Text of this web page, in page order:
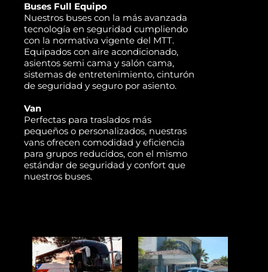
Buses Full Equipo
Nuestros buses con la más avanzada
tecnología en seguridad cumpliendo
con la normativa vigente del MTT.
Equipados con aire acondicionado,
asientos semi cama y salón cama,
sistemas de entretenimiento, cinturón
de seguridad y seguro por asiento.
Van
Perfectas para traslados más
pequeños o personalizados, nuestras
vans ofrecen comodidad y eficiencia
para grupos reducidos, con el mismo
estándar de seguridad y confort que
nuestros buses.